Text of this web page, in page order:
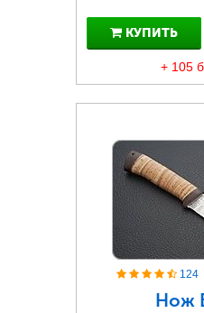
КУПИТЬ
+ 105
124
Нож